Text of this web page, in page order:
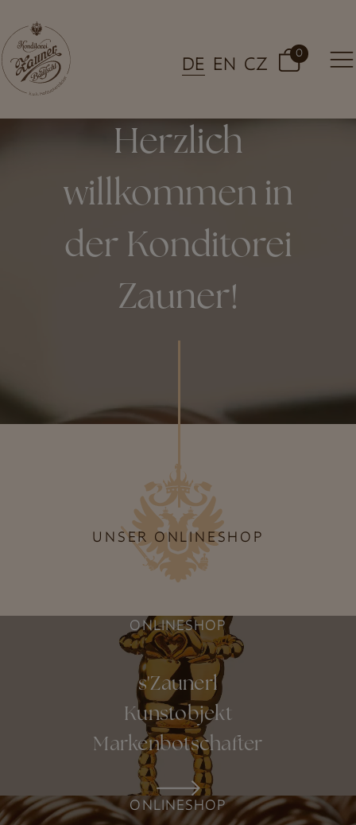
DE EN CZ
0
Herzlich
willkommen in
der Konditorei
Zauner!
UNSER ONLINESHOP
ONLINESHOP
s'Zaunerl
Kunstobjekt
Markenbotschafter
ONLINESHOP